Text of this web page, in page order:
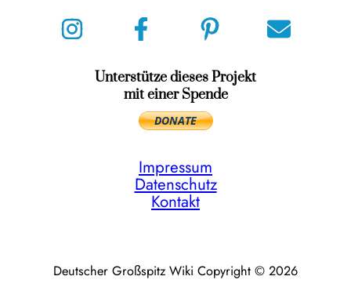
Unterstütze dieses Projekt
mit einer Spende
Impressum
Datenschutz
Kontakt
Deutscher Großspitz Wiki Copyright © 2026